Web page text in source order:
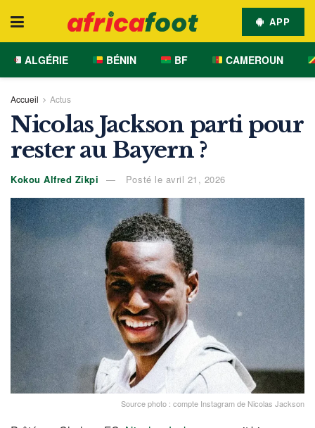
APP
ALGÉRIE BÉNIN BF CAMEROUN
Accueil Actus
Nicolas Jackson parti pour
rester au Bayern ?
Kokou Alfred Zikpi Posté le avril 21, 2026
Source photo : compte Instagram de Nicolas Jackson